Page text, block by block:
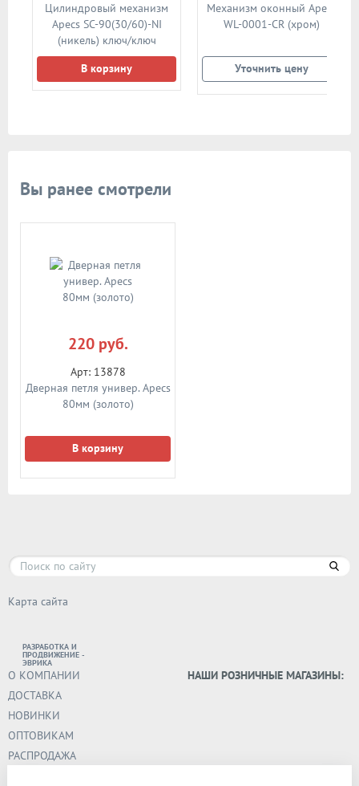
Цилиндровый механизм
Apecs SC-90(30/60)-NI
(никель) ключ/ключ
В корзину
Механизм оконный Apecs
WL-0001-CR (хром)
Уточнить цену
Вы ранее смотрели
220 руб.
Арт: 13878
Дверная петля универ. Apecs
80мм (золото)
В корзину
Карта сайта
РАЗРАБОТКА И
ПРОДВИЖЕНИЕ -
ЭВРИКА
О КОМПАНИИ
ДОСТАВКА
НОВИНКИ
ОПТОВИКАМ
РАСПРОДАЖА
НАШИ РОЗНИЧНЫЕ МАГАЗИНЫ: